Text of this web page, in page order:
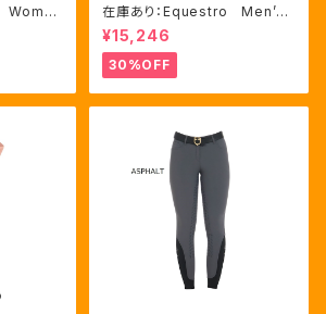
Wome
ニング
、M
在庫あり：Equestro Men’ｓ
メッシュコンビ 長袖 競技用
シャツ 2色Mサイズ（ETM000
60）
¥15,246
30%OFF